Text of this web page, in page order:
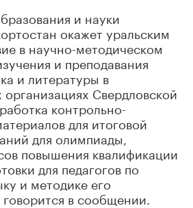
и науки
окажет уральским
в научно-методическом
и преподавания
и литературы в
Свердловской
контрольно-
для итоговой
для олимпиады,
повышения квалификации
для педагогов по
и методике его
в сообщении.